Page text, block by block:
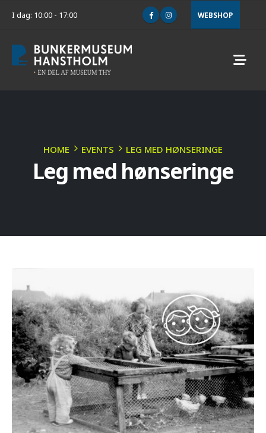
I dag: 10:00 - 17:00 WEBSHOP
HOME EVENTS LEG MED HØNSERINGE
Leg med hønseringe